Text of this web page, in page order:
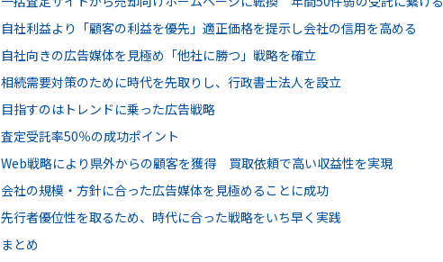
自社利益より「顧客の利益を優先」適正価格を提示し会社の信用を高める
自社向きの広告媒体を見極め「他社に勝つ」戦略を確立
相続需要対策のために時代を先取りし、行政書士法人を設立
目指すのはトレンドに乗った広告戦略
査定受託率50％の成功ポイント
Web戦略により県外からの顧客を獲得 買取依頼で高い収益性を実現
会社の規模・方針に合った広告媒体を見極めることに成功
先行者優位性を取るため、時代に合った戦略をいち早く実践
まとめ